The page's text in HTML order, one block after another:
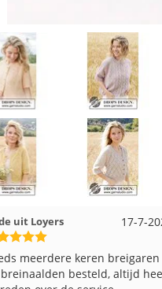
12-7-
uit EMMELOORD
levering en keurig verpakt.